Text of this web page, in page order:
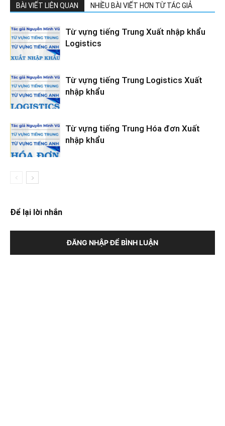
BÀI VIẾT LIÊN QUAN NHIỀU BÀI VIẾT HƠN TỪ TÁC GIẢ
Từ vựng tiếng Trung Xuất nhập khẩu
Logistics
Từ vựng tiếng Trung Logistics Xuất
nhập khẩu
Từ vựng tiếng Trung Hóa đơn Xuất
nhập khẩu
Để lại lời nhắn
ĐĂNG NHẬP ĐỂ BÌNH LUẬN